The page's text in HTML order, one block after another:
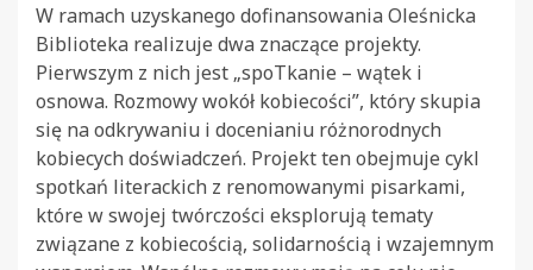
W ramach uzyskanego dofinansowania Oleśnicka
Biblioteka realizuje dwa znaczące projekty.
Pierwszym z nich jest „spoTkanie – wątek i
osnowa. Rozmowy wokół kobiecości”, który skupia
się na odkrywaniu i docenianiu różnorodnych
kobiecych doświadczeń. Projekt ten obejmuje cykl
spotkań literackich z renomowanymi pisarkami,
które w swojej twórczości eksplorują tematy
związane z kobiecością, solidarnością i wzajemnym